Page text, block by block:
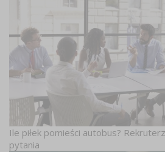
Ile piłek pomieści autobus?
pytania